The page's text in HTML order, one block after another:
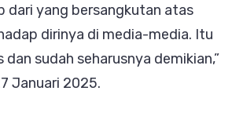
dari yang bersangkutan atas
dirinya di media-media. Itu
sudah seharusnya demikian,”
Januari 2025.